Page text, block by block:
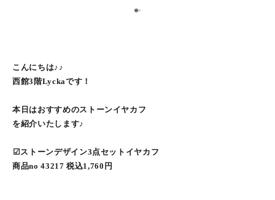
1
こんにちは♪♪
西館3階Lyckaです！
本日はおすすめのストーンイヤカフ
を紹介いたします♪
︎︎︎︎☑︎ストーンデザイン3点セットイヤカフ
商品no 43217 税込1,760円